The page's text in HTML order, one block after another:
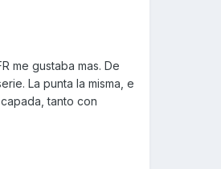
me gustaba mas. De
La punta la misma, e
tanto con